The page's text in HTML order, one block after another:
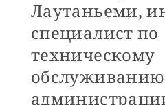
Лаутаньеми,
специалист по
техническому